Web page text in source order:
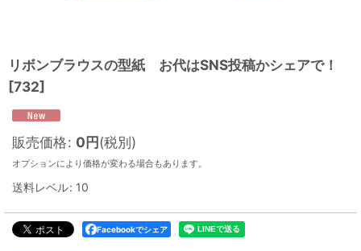
リボンブラウスの型紙 お代はSNS投稿かシェアで！
[732]
販売価格: 0円(税別)
オプションにより価格が変わる場合もあります。
送料レベル: 10
Facebookでシェア